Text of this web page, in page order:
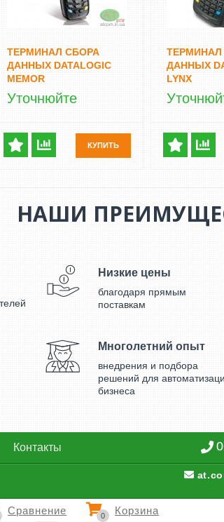
Сравнение 0 Корзина
ТЕРМИНАЛ СБОРА
ДАННЫХ DATALOGIC
MEMOR
Уточнюйте
КУПИТЬ
ТЕРМИНАЛ
ДАННЫХ
LYNX
НАШИ
Низкие цены
благодаря прямым
поставкам
Многолетний опыт
внедрения и подбора
решений для
бизнеса
Контакты